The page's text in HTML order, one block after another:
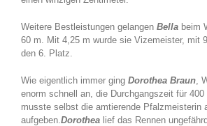
Weitere Bestleistungen gelangen Bella beim
60 m. Mit 4,25 m wurde sie Vizemeister, mit
den 6. Platz.
Wie eigentlich immer ging Dorothea Braun,
enorm schnell an, die Durchgangszeit für
musste selbst die amtierende Pfalzmeisterin
aufgeben.Dorothea lief das Rennen